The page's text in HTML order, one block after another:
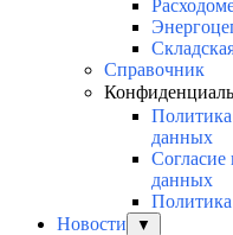
Справочник
данных
Согласие
данных
Новости
▼